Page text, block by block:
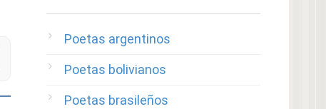
Poetas argentinos
Poetas bolivianos
Poetas brasileños